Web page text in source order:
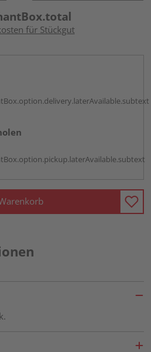
für Stückgut